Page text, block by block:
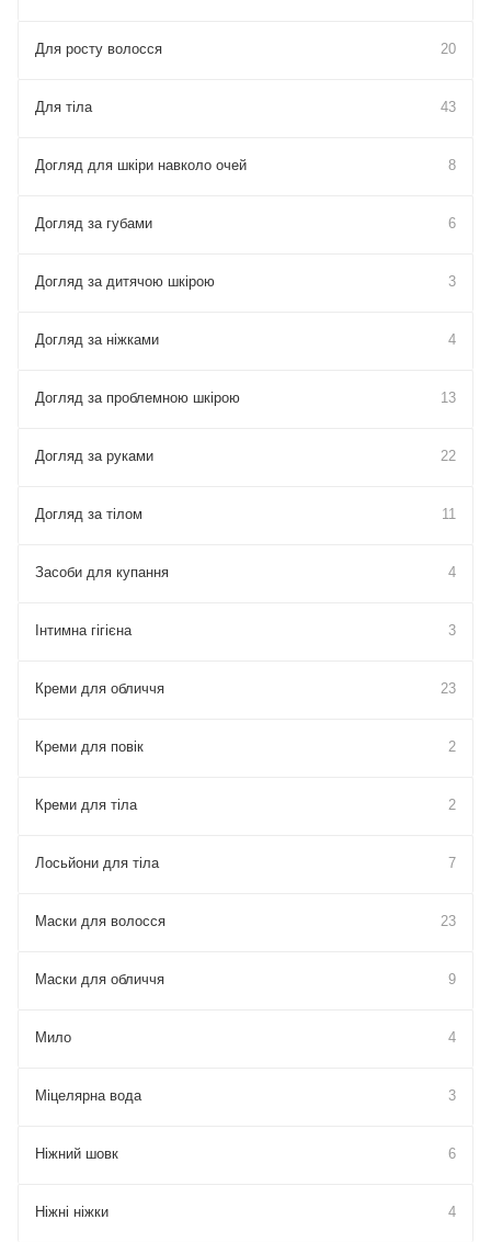
Для росту волосся 20
Для тіла 43
Догляд для шкіри навколо очей 8
Догляд за губами 6
Догляд за дитячою шкірою 3
Догляд за ніжками 4
Догляд за проблемною шкірою 13
Догляд за руками 22
Догляд за тілом 11
Засоби для купання 4
Інтимна гігієна 3
Креми для обличчя 23
Креми для повік 2
Креми для тіла 2
Лосьйони для тіла 7
Маски для волосся 23
Маски для обличчя 9
Мило 4
Міцелярна вода 3
Ніжний шовк 6
Ніжні ніжки 4